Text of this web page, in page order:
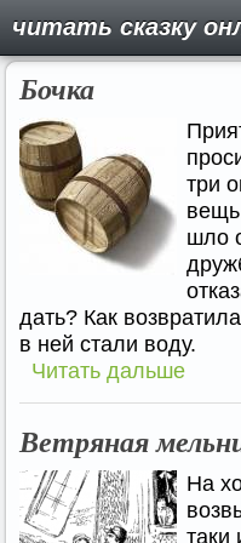
читать сказку
Бочка
три
вещь
шло
дать? Как
в ней стали воду.
Читать дальше
Ветряная
На
таки